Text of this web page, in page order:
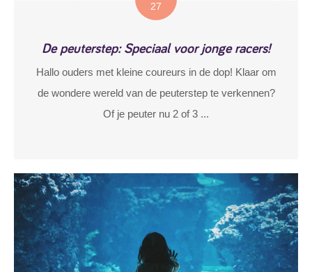
27
De peuterstep: Speciaal voor jonge racers!
Hallo ouders met kleine coureurs in de dop! Klaar om
de wondere wereld van de peuterstep te verkennen?
Of je peuter nu 2 of 3 ...